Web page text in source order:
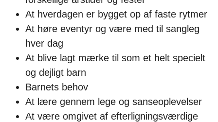
At hverdagen er bygget op af faste rytmer
At høre eventyr og være med til sangleg
hver dag
At blive lagt mærke til som et helt specielt
og dejligt barn
Barnets behov
At lære gennem lege og sanseoplevelser
At være omgivet af efterligningsværdige